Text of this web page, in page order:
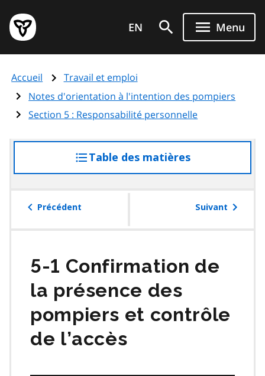
au
contenu
principal
Page
d'accueil
de
l'Ontario
EN Menu
Accueil
Travail et emploi
Notes d'orientation à l'intention des pompiers
Section 5 : Responsabilité personnelle
Table des matières
à
table
Précédent Suivant
5-1 Confirmation de
la présence des
pompiers et contrôle
de l’accès